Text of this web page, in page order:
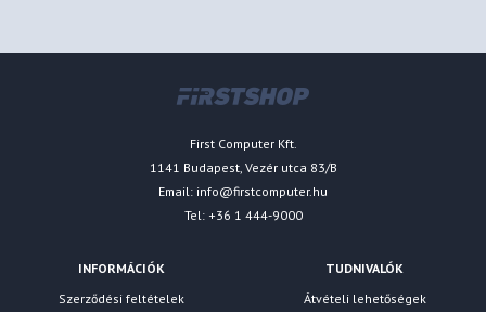
First Computer Kft.
1141 Budapest, Vezér utca 83/B
Email: info@firstcomputer.hu
Tel: +36 1 444-9000
INFORMÁCIÓK
Szerződési feltételek
TUDNIVALÓK
Átvételi lehetőségek